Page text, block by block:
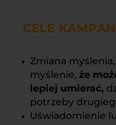
CELE
Zmiana
myślenie, że
lepiej umierać,
potrzeby
Uświadomienie